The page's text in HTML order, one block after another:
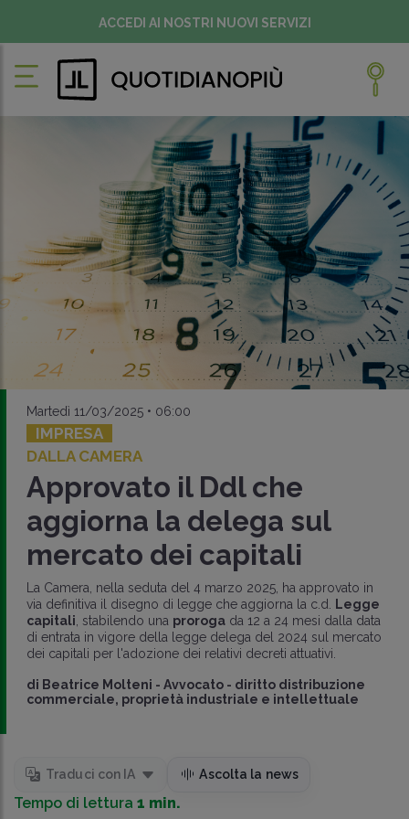
ACCEDI AI NOSTRI NUOVI SERVIZI
Martedì 11/03/2025 • 06:00
IMPRESA
DALLA CAMERA
Approvato il Ddl che
aggiorna la delega sul
mercato dei capitali
La Camera, nella seduta del 4 marzo 2025, ha approvato in
via definitiva il disegno di legge che aggiorna la c.d.
Legge
capitali , stabilendo una prorogada 12 a 24 mesi dalla data
di entrata in vigore della legge delega del 2024 sul mercato
dei capitali per l'adozione dei relativi decreti attuativi.
di Beatrice Molteni - Avvocato - diritto distribuzione
commerciale, proprietà industriale e intellettuale
Traduci con IA Ascolta la news
Tempo di lettura 1 min.